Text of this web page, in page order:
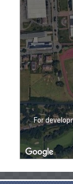
For